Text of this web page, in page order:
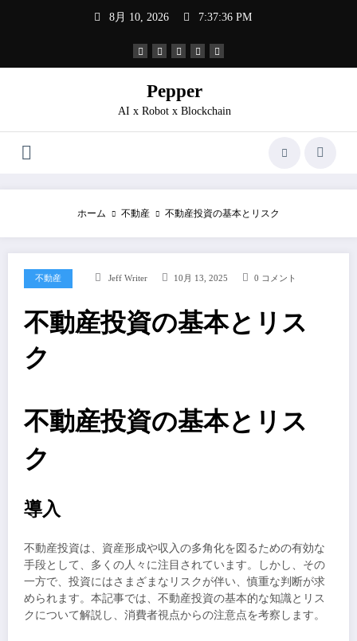
ツ
8月 10, 2026 7:37:37 PM
Pepper
AI x Robot x Blockchain
ホーム 不動産 不動産投資の基本とリスク
不動産 Jeff Writer 10月 13, 2025 0 コメント
不動産投資の基本とリス
ク
不動産投資の基本とリス
ク
導入
不動産投資は、資産形成や収入の多角化を図るための有効な
手段として、多くの人々に注目されています。しかし、その
一方で、投資にはさまざまなリスクが伴い、慎重な判断が求
められます。本記事では、不動産投資の基本的な知識とリス
クについて解説し、消費者視点からの注意点を考察します。